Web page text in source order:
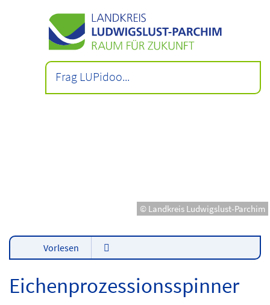
© Landkreis Ludwigslust-Parchim
Vorlesen
Eichenprozessionsspinner